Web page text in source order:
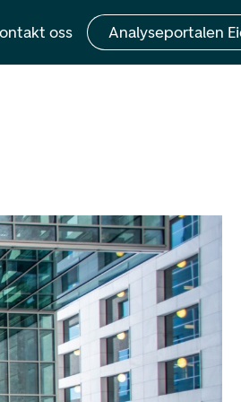
oss Analyseportalen